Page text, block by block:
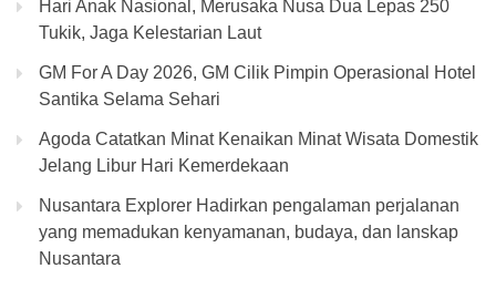
Hari Anak Nasional, Merusaka Nusa Dua Lepas 250
Tukik, Jaga Kelestarian Laut
GM For A Day 2026, GM Cilik Pimpin Operasional Hotel
Santika Selama Sehari
Agoda Catatkan Minat Kenaikan Minat Wisata Domestik
Jelang Libur Hari Kemerdekaan
Nusantara Explorer Hadirkan pengalaman perjalanan
yang memadukan kenyamanan, budaya, dan lanskap
Nusantara